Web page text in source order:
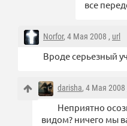
все
Norfor, 4 Мая 2008 , url
Вроде серьезный
darisha, 4 Мая 2008
Неприятно
видом? ничего мы